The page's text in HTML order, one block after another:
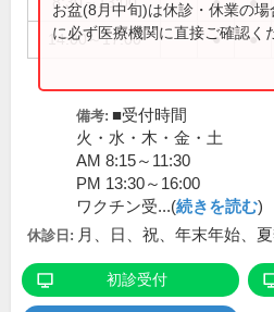
14:00～17:00 ● ●
お盆(8月中旬)は休診・休業の
に必ず医療機関に直接ご確認く
備考: ■受付時間
火・水・木・金・土
AM 8:15～11:30
PM 13:30～16:00
ワクチン受...(続きを読む)
休診日: 月、日、祝、年末年始、
初診受付